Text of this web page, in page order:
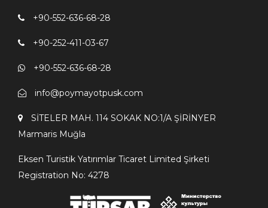
+90-552-636-68-28
+90-252-411-03-67
+90-552-636-68-28
info@poymayotpusk.com
SİTELER MAH. 114 SOKAK NO:1/A ŞİRİNYER
Мarmaris Мuğla
Eksen Turistik Yatırımlar Ticaret Limited Şirketi
Registration No: 4278